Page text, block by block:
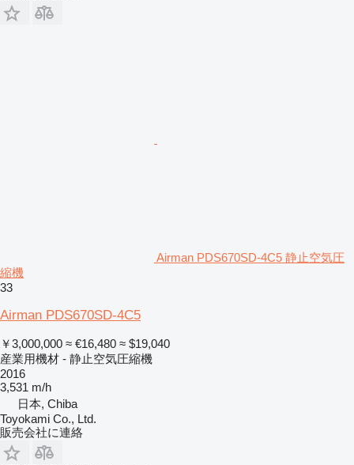
Airman PDS670SD-4C5 静止空気圧
縮機
33
Airman PDS670SD-4C5
￥3,000,000 ≈ €16,480 ≈ $19,040
産業用機材 - 静止空気圧縮機
2016
3,531 m/h
日本, Chiba
Toyokami Co., Ltd.
販売会社に連絡